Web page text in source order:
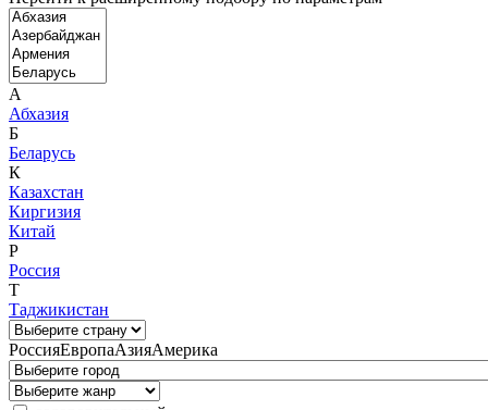
А
Абхазия
Б
Беларусь
К
Казахстан
Киргизия
Китай
Р
Россия
Т
Таджикистан
РоссияЕвропаАзияАмерика